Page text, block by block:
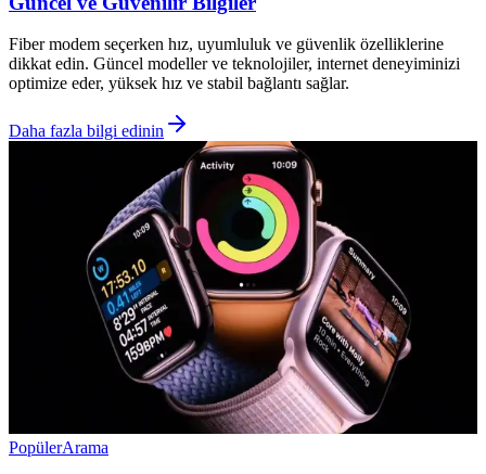
Fiber modem seçerken hız, uyumluluk ve güvenlik özelliklerine
dikkat edin. Güncel modeller ve teknolojiler, internet deneyiminizi
optimize eder, yüksek hız ve stabil bağlantı sağlar.
Daha fazla bilgi edinin
PopülerArama